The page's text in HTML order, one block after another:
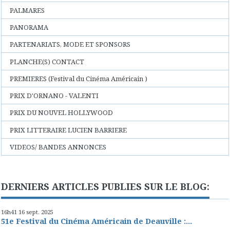
PALMARES
PANORAMA
PARTENARIATS, MODE ET SPONSORS
PLANCHE(S) CONTACT
PREMIERES (Festival du Cinéma Américain )
PRIX D'ORNANO - VALENTI
PRIX DU NOUVEL HOLLYWOOD
PRIX LITTERAIRE LUCIEN BARRIERE
VIDEOS/ BANDES ANNONCES
DERNIERS ARTICLES PUBLIES SUR LE BLOG:
16h41 16 sept. 2025
51e Festival du Cinéma Américain de Deauville :...